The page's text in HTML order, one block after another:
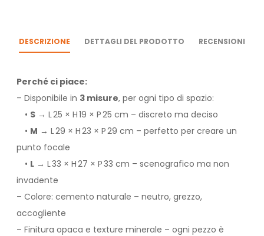
DESCRIZIONE DETTAGLI DEL PRODOTTO RECENSIONI
Perché ci piace:
– Disponibile in 3 misure, per ogni tipo di spazio:
• S → L 25 × H 19 × P 25 cm – discreto ma deciso
• M → L 29 × H 23 × P 29 cm – perfetto per creare un
punto focale
• L → L 33 × H 27 × P 33 cm – scenografico ma non
invadente
– Colore: cemento naturale – neutro, grezzo,
accogliente
– Finitura opaca e texture minerale – ogni pezzo è